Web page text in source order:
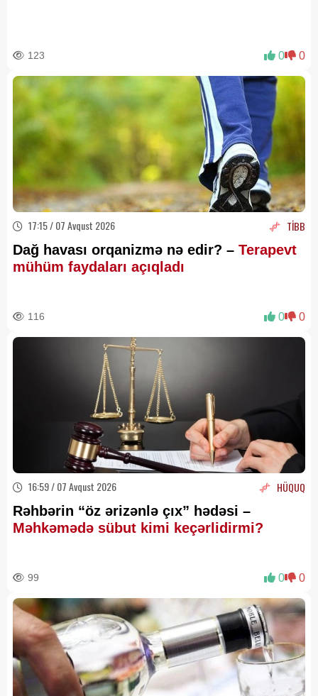
123 0 0
17:15 / 07 Avqust 2026 TİBB
Dağ havası orqanizmə nə edir? – Terapevt
mühüm faydaları açıqladı
116 0 0
16:59 / 07 Avqust 2026 HÜQUQ
Rəhbərin “öz ərizənlə çıx” hədəsi –
Məhkəmədə sübut kimi keçərlidirmi?
99 0 0